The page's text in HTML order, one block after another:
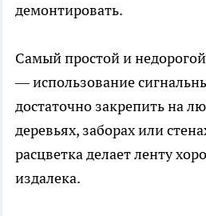
демонтировать.
Самый простой и
— использование
достаточно закрепить на
деревьях, заборах или
расцветка делает ленту
издалека.